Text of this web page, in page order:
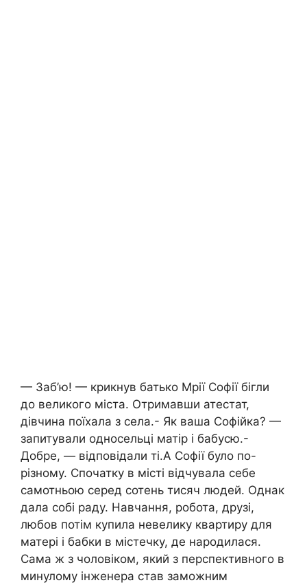
— Заб’ю! — крикнув батько Мрії Софії бігли
до великого міста. Отримавши атестат,
дівчина поїхала з села.- Як ваша Софійка? —
запитували односельці матір і бабусю.-
Добре, — відповідали ті.А Софії було по-
різному. Спочатку в місті відчувала себе
самотньою серед сотень тисяч людей. Однак
дала собі раду. Навчання, робота, друзі,
любов потім купила невелику квартиру для
матері і бабки в містечку, де народилася.
Сама ж з чоловіком, який з перспективного в
минулому інженера став заможним